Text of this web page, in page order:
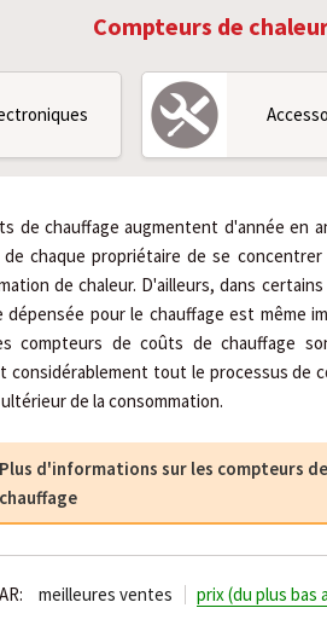
Compteurs de
de chauffage augmentent d'année en
chaque propriétaire de se
de chaleur. D'ailleurs, dans
dépensée pour le chauffage est même
compteurs de coûts de chauffage
considérablement tout le processus de
de la consommation.
Plus d'informations sur les compteurs
chauffage
meilleures ventes prix (du plus bas